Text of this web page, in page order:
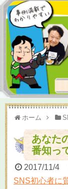
ホーム
あなた
番知っ
2017/11/4
SNS初心者に